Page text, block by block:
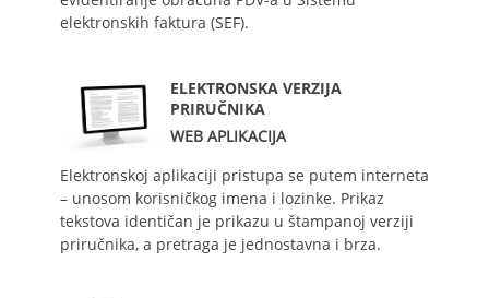
elektronskih faktura (SEF).
ELEKTRONSKA VERZIJA
PRIRUČNIKA
WEB APLIKACIJA
Elektronskoj aplikaciji pristupa se putem interneta
– unosom korisničkog imena i lozinke. Prikaz
tekstova identičan je prikazu u štampanoj verziji
priručnika, a pretraga je jednostavna i brza.